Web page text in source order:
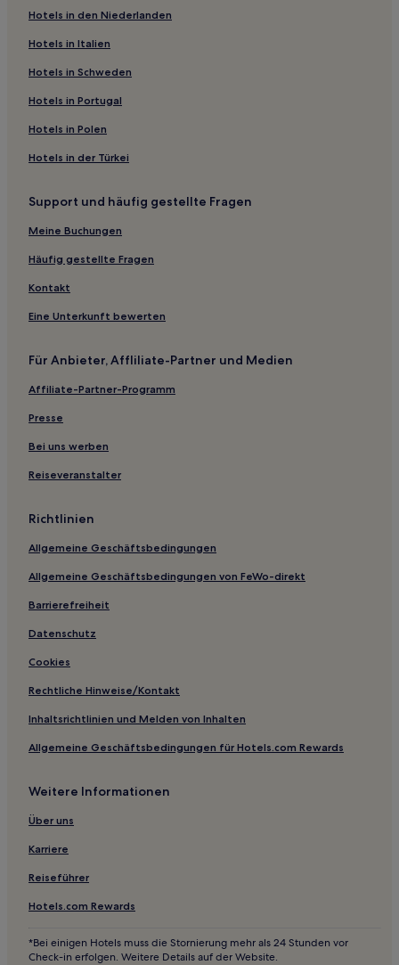
Hotels mit Parkplatz in Neuperlach
Haustierfreundliche in Neuperlach
Hotels mit Parkplatz in Perlach
Familien in Schwanthalerhöhe
Hotels mit Fitnessbereich in Schwanthalerhöhe
Business in Schwanthalerhöhe
Boutique- nahe Leopoldstraße
Hotels mit Wellnessbereich nahe Leopoldstraße
Familien nahe Leopoldstraße
Haustierfreundliche in Feldkirchen
Haustierfreundliche in Dornach
Hotels mit Fitnessbereich in Berg am Laim
Familien in Berg am Laim
Haustierfreundliche in Garching
Business in Garching
Lgbtqia-Freundliche in München
Haustierfreundliche in München
Familien in München
Hotels mit inbegriffenem Frühstück in München
Hotels mit Pool nahe Ammersee
Lgbtqia-Freundliche in Schwabing-Freimann
Familien in Schwabing-Freimann
Hotels mit Fitnessbereich in Aschheim
Business in Aschheim
Hotels mit Parkplatz in Arnulfpark
Haustierfreundliche in Unterhaching
Haustierfreundliche in Obersendling
Hotels mit Küchenzeile in Obersendling
Business in Vaterstetten
Haustierfreundliche in Vaterstetten
Familien in Vaterstetten
Hotels in den Niederlanden
Hotels in Italien
Hotels in Schweden
Hotels in Portugal
Hotels in Polen
Hotels in der Türkei
Support und häufig gestellte Fragen
Meine Buchungen
Häufig gestellte Fragen
Kontakt
Eine Unterkunft bewerten
Für Anbieter, Affliliate-Partner und Medien
Affiliate-Partner-Programm
Presse
Bei uns werben
Reiseveranstalter
Richtlinien
Allgemeine Geschäftsbedingungen
Allgemeine Geschäftsbedingungen von FeWo-direkt
Barrierefreiheit
Datenschutz
Cookies
Rechtliche Hinweise/Kontakt
Inhaltsrichtlinien und Melden von Inhalten
Allgemeine Geschäftsbedingungen für Hotels.com Rewards
Weitere Informationen
Über uns
Karriere
Reiseführer
Hotels.com Rewards
*Bei einigen Hotels muss die Stornierung mehr als 24 Stunden vor
Check-in erfolgen. Weitere Details auf der Website.